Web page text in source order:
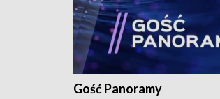
Gość Panoramy